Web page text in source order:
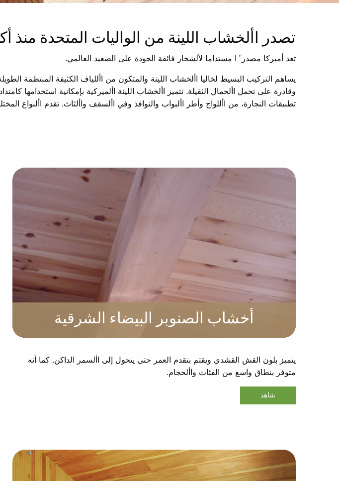
تصدر األخشاب اللينة من الواليات المتحدة منذ أكثر من
تعد أميركا مصدر ً ا مستداما لألشجار فائقة الجودة على الصعيد العالمي.
يساهم التركيب البسيط لخاليا األخشاب اللينة والمتكون من األلياف الكثيفة المنتظمة
وقادرة على تحمل األحمال الثقيلة. تتميز األخشاب اللينة األميركية بإمكانية استخدامها
تطبيقات النجارة، من األلواح وأطر األبواب والنوافذ وفي األسقف واألثاث. تقدم األنواع
أخشاب الصنوبر البيضاء الشرقية
يتميز بلون القش القشدي ويقتم بتقدم العمر حتى يتحول إلى األسمر الداكن. كما أنه
متوفر بنطاق واسع من الفئات واألحجام.
شاهد